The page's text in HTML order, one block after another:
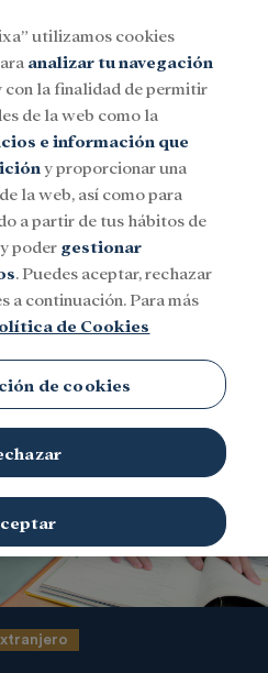
Cultura
utilizamos cookies
analizar tu navegación
con la finalidad de permitir
de la web como la
e información que
y proporcionar una
la web, así como para
a partir de tus hábitos de
poder gestionar
. Puedes aceptar, rechazar
a continuación. Para más
de Cookies
de cookies